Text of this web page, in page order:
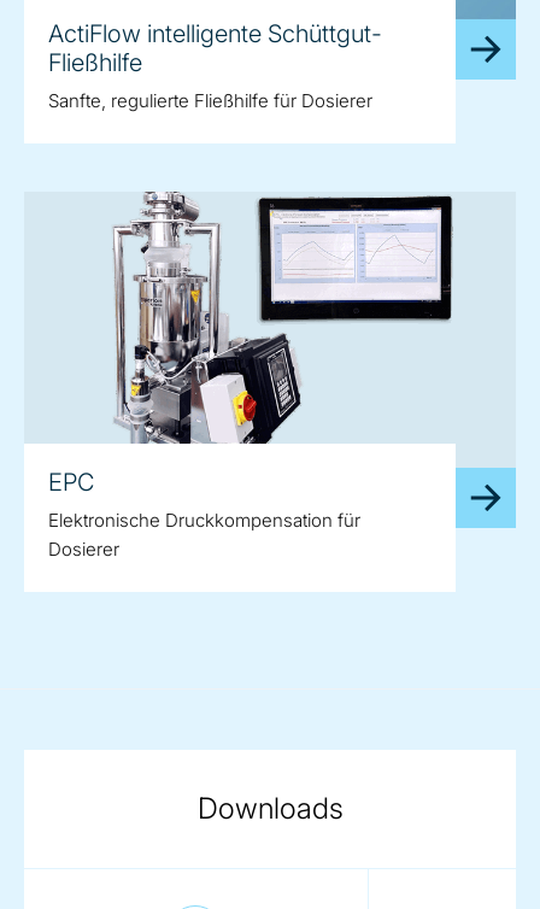
ActiFlow intelligente Schüttgut-
Fließhilfe
Sanfte, regulierte Fließhilfe für Dosierer
EPC
Elektronische Druckkompensation für
Dosierer
Downloads